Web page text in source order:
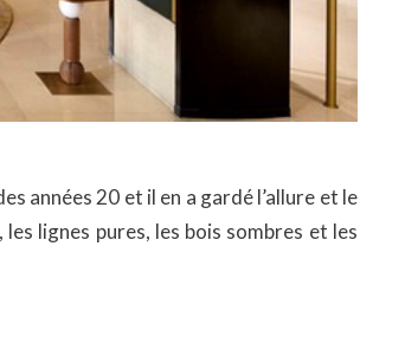
années 20 et il en a gardé l’allure et le
lignes pures, les bois sombres et les